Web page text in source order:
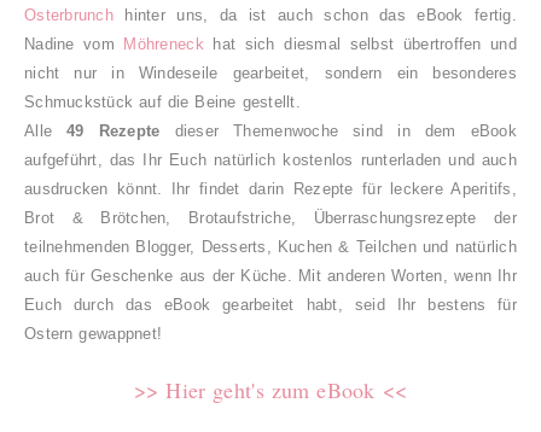
Osterbrunchhinter uns, da ist auch schon das eBook fertig.
Nadine vom
Möhreneck hat sich diesmal selbst übertroffen und
nicht nur in Windeseile gearbeitet, sondern ein besonderes
Schmuckstück auf die Beine gestellt.
Alle49 Rezepte dieser Themenwoche sind in dem eBook
aufgeführt, das Ihr Euch natürlich kostenlos runterladen und auch
ausdrucken könnt. Ihr findet darin Rezepte für leckere Aperitifs,
Brot & Brötchen, Brotaufstriche, Überraschungsrezepte der
teilnehmenden Blogger, Desserts, Kuchen & Teilchen und natürlich
auch für Geschenke aus der Küche. Mit anderen Worten, wenn Ihr
Euch durch das eBook gearbeitet habt, seid Ihr bestens für
Ostern gewappnet!
>> Hier geht's zum eBook <<